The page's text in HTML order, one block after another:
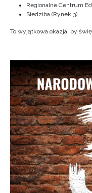
Regionalne Centrum
Siedziba (Rynek 3)
To wyjątkowa okazja, by